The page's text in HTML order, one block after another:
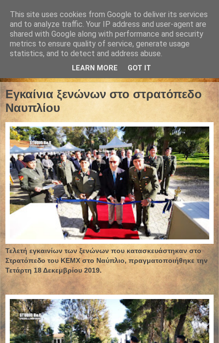
18 Δεκεμβρίου 2019
Εγκαίνια ξενώνων στο στρατόπεδο
Ναυπλίου
Τελετή εγκαινίων των ξενώνων που κατασκευάστηκαν στο
Στρατόπεδο του ΚΕΜΧ στο Ναύπλιο, πραγματοποιήθηκε την
Τετάρτη 18 Δεκεμβρίου 2019.
This site uses cookies from Google to deliver its services
and to analyze traffic. Your IP address and user-agent are
shared with Google along with performance and security
metrics to ensure quality of service, generate usage
statistics, and to detect and address abuse.
LEARN MORE GOT IT